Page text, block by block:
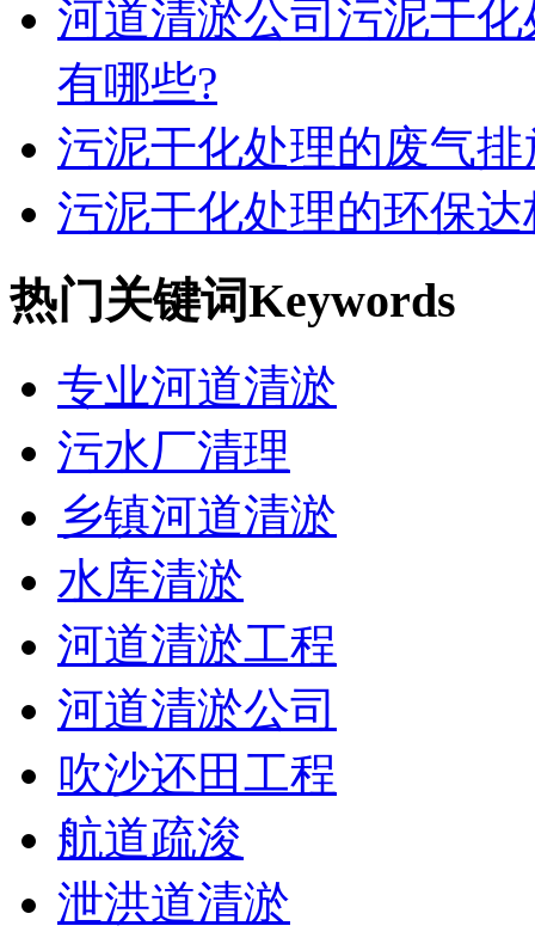
河道清淤公司污泥干
有哪些?
污泥干化处理的废气
污泥干化处理的环保
热门关键词Keywords
专业河道清淤
污水厂清理
乡镇河道清淤
水库清淤
河道清淤工程
河道清淤公司
吹沙还田工程
航道疏浚
泄洪道清淤